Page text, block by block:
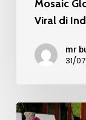
Mosaic
Viral di
mr
31/
Mosaic